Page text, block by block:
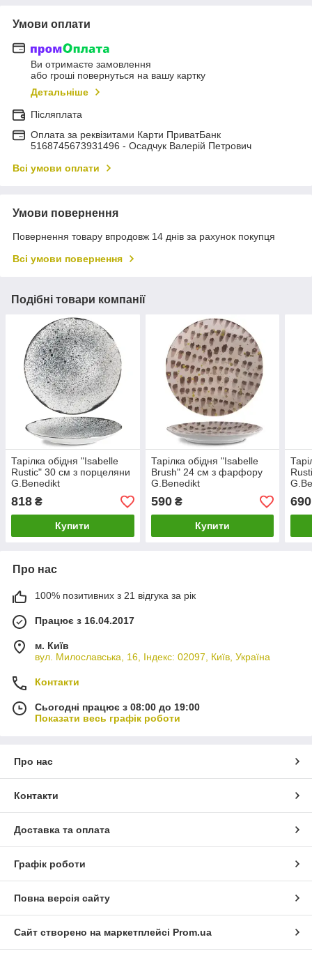
Умови оплати
Ви отримаєте замовлення
або гроші повернуться на вашу картку
Детальніше
Післяплата
Оплата за реквізитами Карти ПриватБанк
5168745673931496 - Осадчук Валерій Петрович
Всі умови оплати
Умови повернення
Повернення товару впродовж 14 днів за рахунок покупця
Всі умови повернення
Подібні товари компанії
Тарілка обідня "Isabelle
Rustic" 30 см з порцеляни
G.Benedikt
818 ₴
Купити
Тарілка обідня "Isabelle
Brush" 24 см з фарфору
G.Benedikt
590₴
Купити
690
Про нас
100% позитивних з 21 відгука за рік
Працює з 16.04.2017
м. Київ
вул. Милославська, 16, Індекс: 02097, Київ, Україна
Контакти
Сьогодні працює з 08:00 до 19:00
Показати весь графік роботи
Про нас
Контакти
Доставка та оплата
Графік роботи
Повна версія сайту
Сайт створено на маркетплейсі Prom.ua